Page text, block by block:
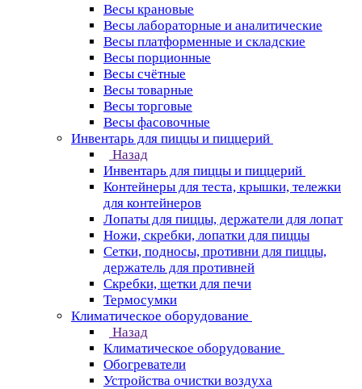
Весы крановые
Весы лабораторные и аналитические
Весы платформенные и складские
Весы порционные
Весы счётные
Весы товарные
Весы торговые
Весы фасовочные
Инвентарь для пиццы и пиццерий
Назад
Инвентарь для пиццы и пиццерий
Контейнеры для теста, крышки, тележки
для контейнеров
Лопаты для пиццы, держатели для лопат
Ножи, скребки, лопатки для пиццы
Сетки, подносы, противни для пиццы,
держатель для противней
Скребки, щетки для печи
Термосумки
Климатическое оборудование
Назад
Климатическое оборудование
Обогреватели
Устройства очистки воздуха